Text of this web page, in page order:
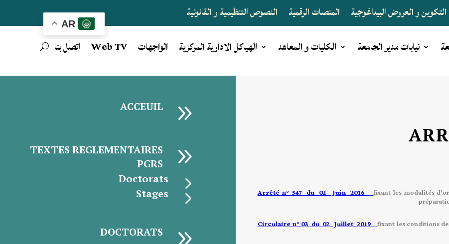
AR
التكوين و العروض البيداغوجية المنصات الرقمية النصوص التنظيمية و القانونية
نيابات مدير الجامعة الكليات و المعاهد الهياكل الادارية المركزية الواجهات Web TV اتصل بنا
9
ACCEUIL
9
TEXTES REGLEMENTAIRES
PGRS
5
Doctorats
5
Stages
DOCTORATS
Arrêté n°547 du 02 Juin 2016 fixant les modalités
Circulairen°03 du 02 Juillet 2019 fixant les conditions